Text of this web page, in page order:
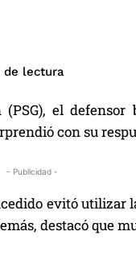
de lectura
el
con su
- Publicidad -
evitó utilizar
destacó que